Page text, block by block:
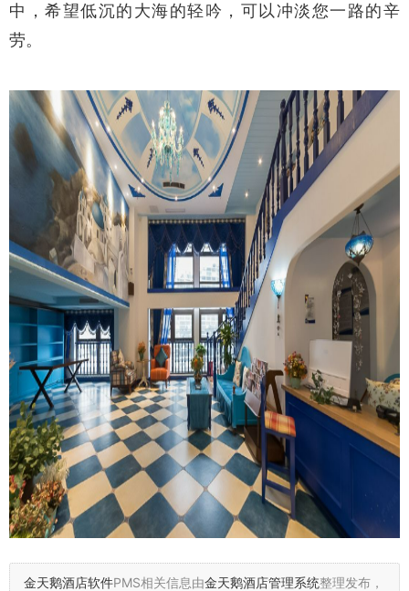
中，希望低沉的大海的轻吟，可以冲淡您一路的辛
劳。
金天鹅酒店软件PMS相关信息由金天鹅酒店管理系统整理发布，